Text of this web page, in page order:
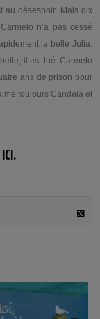
au désespoir. Mais dix
n’a pas cessé
la belle Julia.
il est tué. Carmelo
ans de prison pour
toujours Candela et
ICI.